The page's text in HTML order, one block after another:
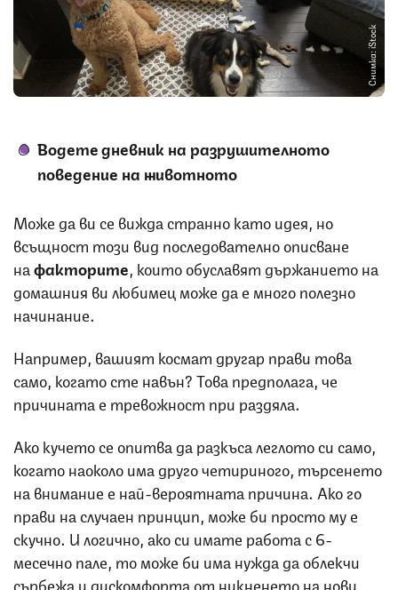
Снимка: iStock
Водете дневник на разрушителното
поведение на животното
Може да ви се вижда странно като идея, но
всъщност този вид последователно описване
нафакторите , които обуславят държанието на
домашния ви любимец може да е много полезно
начинание.
Например, вашият космат другар прави това
само, когато сте навън? Това предполага, че
причината е тревожност при раздяла.
Ако кучето се опитва да разкъса леглото си само,
когато наоколо има друго четириного, търсенето
на внимание е най-вероятната причина. Ако го
прави на случаен принцип, може би просто му е
скучно. И логично, ако си имате работа с 6-
месечно пале, то може би има нужда да облекчи
сърбежа и дискомфорта от никненето на нови